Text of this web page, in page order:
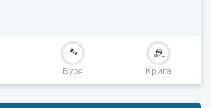
Буря Крига